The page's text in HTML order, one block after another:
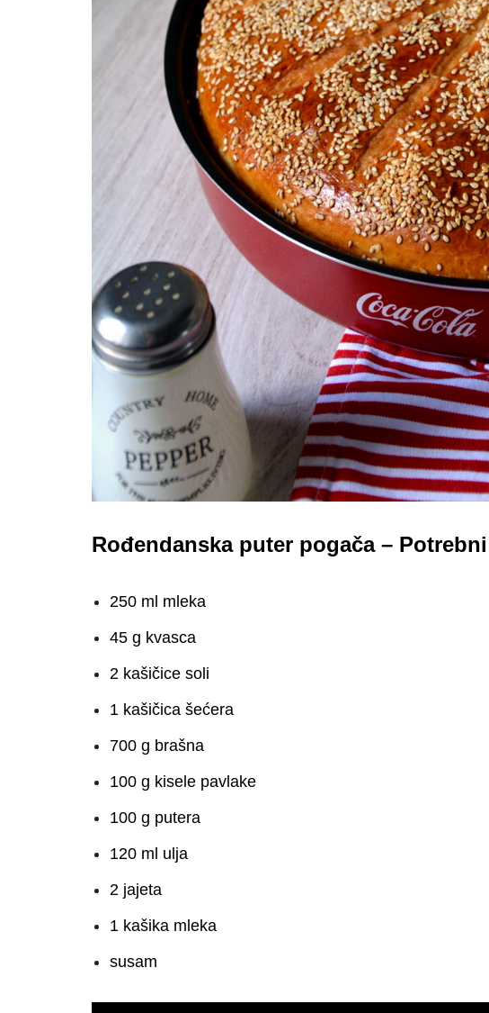
Rođendanska puter pogača –
250 ml mleka
45 g kvasca
2 kašičice soli
1 kašičica šećera
700 g brašna
100 g kisele pavlake
100 g putera
120 ml ulja
2 jajeta
1 kašika mleka
susam